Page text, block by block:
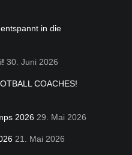
in die
30. Juni 2026
COACHES!
2026 29. Mai 2026
21. Mai 2026